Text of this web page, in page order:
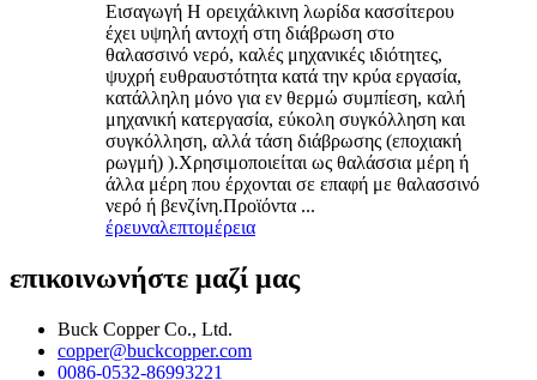
Εισαγωγή Η ορειχάλκινη λωρίδα κασσίτερου
έχει υψηλή αντοχή στη διάβρωση στο
θαλασσινό νερό, καλές μηχανικές ιδιότητες,
ψυχρή ευθραυστότητα κατά την κρύα εργασία,
κατάλληλη μόνο για εν θερμώ συμπίεση, καλή
μηχανική κατεργασία, εύκολη συγκόλληση και
συγκόλληση, αλλά τάση διάβρωσης (εποχιακή
ρωγμή) ).Χρησιμοποιείται ως θαλάσσια μέρη ή
άλλα μέρη που έρχονται σε επαφή με θαλασσινό
νερό ή βενζίνη.Προϊόντα ...
έρευναλεπτομέρεια
επικοινωνήστε μαζί μας
Buck Copper Co., Ltd.
copper@buckcopper.com
0086-0532-86993221